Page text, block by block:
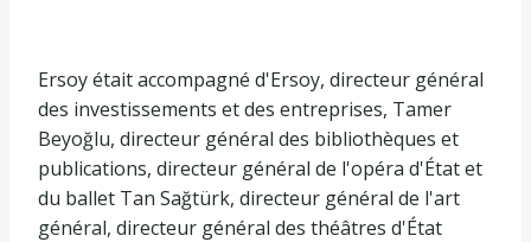
Ersoy était accompagné d'Ersoy, directeur général
des investissements et des entreprises, Tamer
Beyoğlu, directeur général des bibliothèques et
publications, directeur général de l'opéra d'État et
du ballet Tan Sağtürk, directeur général de l'art
général, directeur général des théâtres d'État